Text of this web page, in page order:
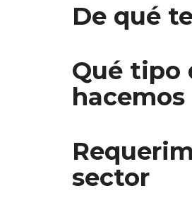
De qué
Qué tipo
sector